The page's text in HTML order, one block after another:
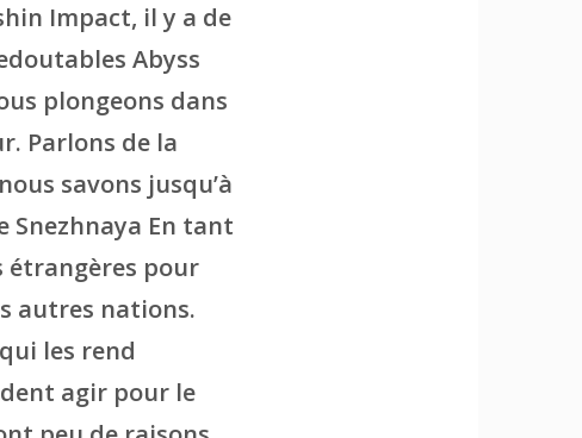
Impact, il y a de
Abyss
plongeons dans
Parlons de la
savons jusqu’à
Snezhnaya En tant
étrangères pour
autres nations.
les rend
agir pour le